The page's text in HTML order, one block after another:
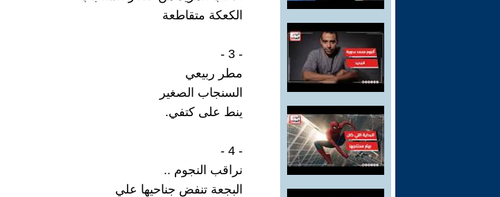
الكعكة متقاطعة
- 3 -
مطر ربيعي
السنجاب الصغير
ينط على كتفي.
- 4 -
نراقب النجوم ..
البجعة تنفض جناحيها علي